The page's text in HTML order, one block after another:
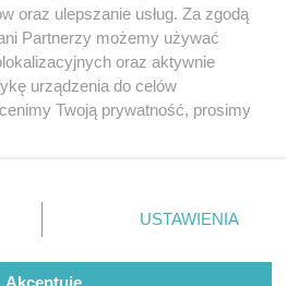
regulamin korzystania z portali
Skontakuj sięz nami
Kontakt
Wydawca
Pogoda
oraz ulepszanie usług. Za zgodą
Partnerzy możemy używać
oraz aktywnie
urządzenia do celów
Twoją prywatność, prosimy
w lewym dolnym rogu strony
danych nie wymagają
prawo sprzeciwić się
będą miały
USTAWIENIA
Akceptuję